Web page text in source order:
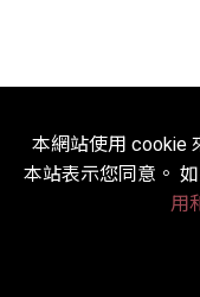
本網站使用 cookie
本站表示您同意。
用